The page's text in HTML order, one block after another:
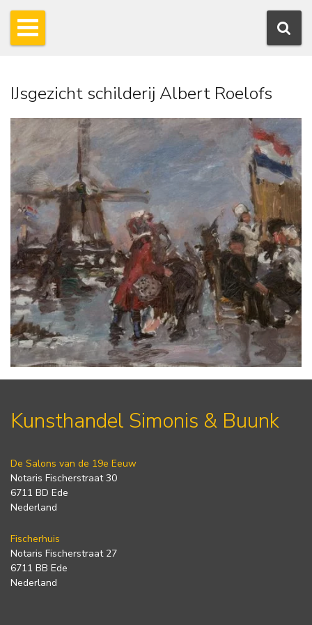
IJsgezicht schilderij Albert Roelofs
Kunsthandel Simonis & Buunk
De Salons van de 19e Eeuw
Notaris Fischerstraat 30
6711 BD Ede
Nederland
Fischerhuis
Notaris Fischerstraat 27
6711 BB Ede
Nederland